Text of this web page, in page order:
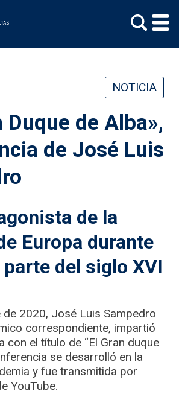
NOTICIA
Duque de Alba»,
de José Luis
de la
Europa durante
parte del siglo XVI
de 2020, José Luis Sampedro
correspondiente, impartió
con el título de “El Gran duque
se desarrolló en la
y fue transmitida por
YouTube.